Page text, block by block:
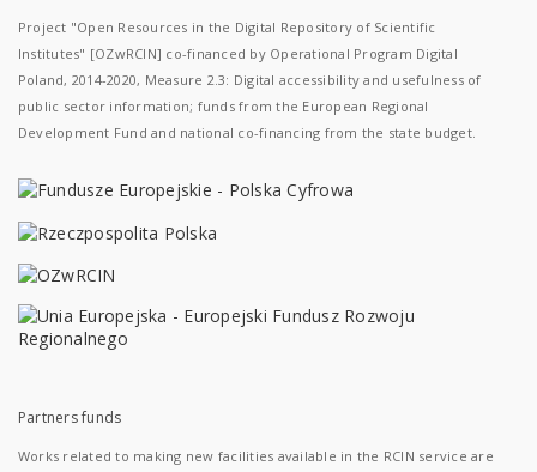
Project "Open Resources in the Digital Repository of Scientific
Institutes" [OZwRCIN] co-financed by Operational Program Digital
Poland, 2014-2020, Measure 2.3: Digital accessibility and usefulness of
public sector information; funds from the European Regional
Development Fund and national co-financing from the state budget.
Partners funds
Works related to making new facilities available in the RCIN service are